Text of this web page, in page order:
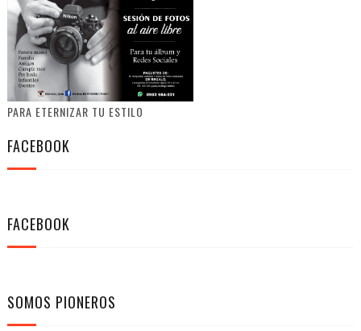
PARA ETERNIZAR TU ESTILO
FACEBOOK
FACEBOOK
SOMOS PIONEROS